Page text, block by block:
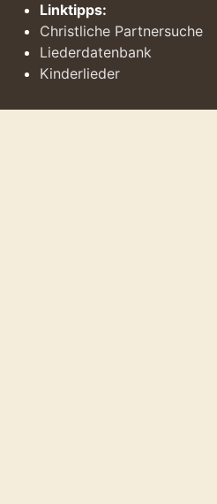
Linktipps:
Christliche Partnersuche
Liederdatenbank
Kinderlieder